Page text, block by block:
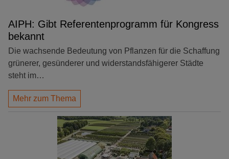
AIPH: Gibt Referentenprogramm für Kongress
bekannt
Die wachsende Bedeutung von Pflanzen für die Schaffung
grünerer, gesünderer und widerstandsfähigerer Städte
steht im…
Mehr zum Thema